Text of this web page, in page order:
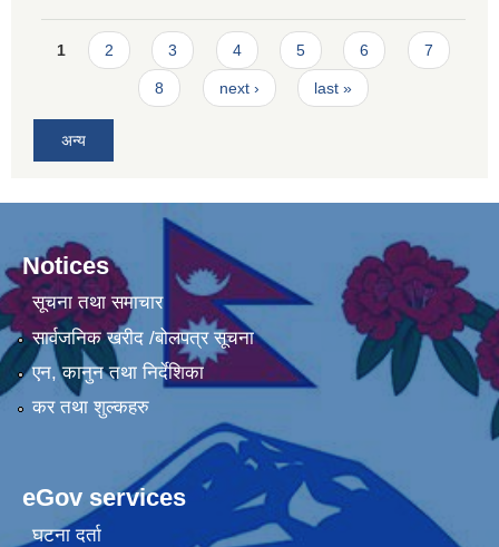
Pages
1 2 3 4 5 6 7
8 next › last »
अन्य
Notices
सूचना तथा समाचार
सार्वजनिक खरीद /बोलपत्र सूचना
एन, कानुन तथा निर्देशिका
कर तथा शुल्कहरु
eGov services
घटना दर्ता